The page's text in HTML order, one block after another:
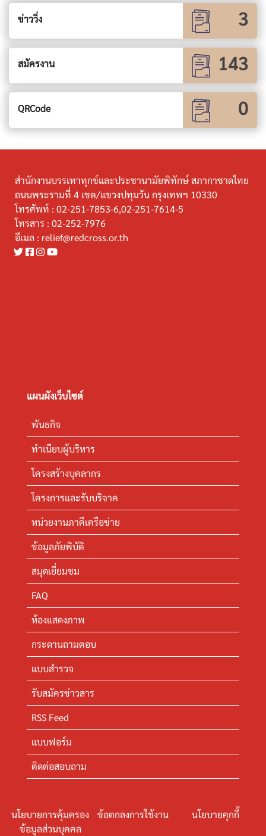
ข่าววิ่ง 3
สมัครงาน 143
QRCode 0
สำนักงานบรรเทาทุกข์และประชานามัยพิทักษ์ สภากาชาดไทย
ถนนพระรามที่ 4 เขต/แขวงปทุมวัน กรุงเทพฯ 10330
โทรศัพท์ : 02-251-7853-6,02-251-7614-5
โทรสาร : 02-252-7976
อีเมล : relief@redcross.or.th
แผนผังเว็บไซต์
พันธกิจ
ทำเนียบผู้บริหาร
โครงสร้างบุคลากร
โครงการและรับบริจาค
หน่วยงานภาคีเครือข่าย
ข้อมูลภัยพิบัติ
สมุดเยี่ยมชม
FAQ
ห้องแสดงภาพ
กระดานถามตอบ
แบบสำรวจ
รับสมัครข่าวสาร
RSS Feed
แบบฟอร์ม
ติดต่อสอบถาม
นโยบายการคุ้มครอง
ข้อมูลส่วนบุคคล
ข้อตกลงการใช้งาน นโยบายคุกกี้